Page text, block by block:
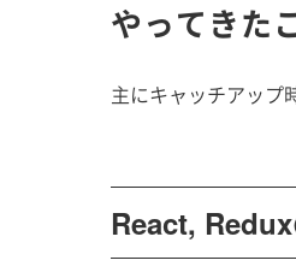
やってきた
主にキャッチアップ
React,